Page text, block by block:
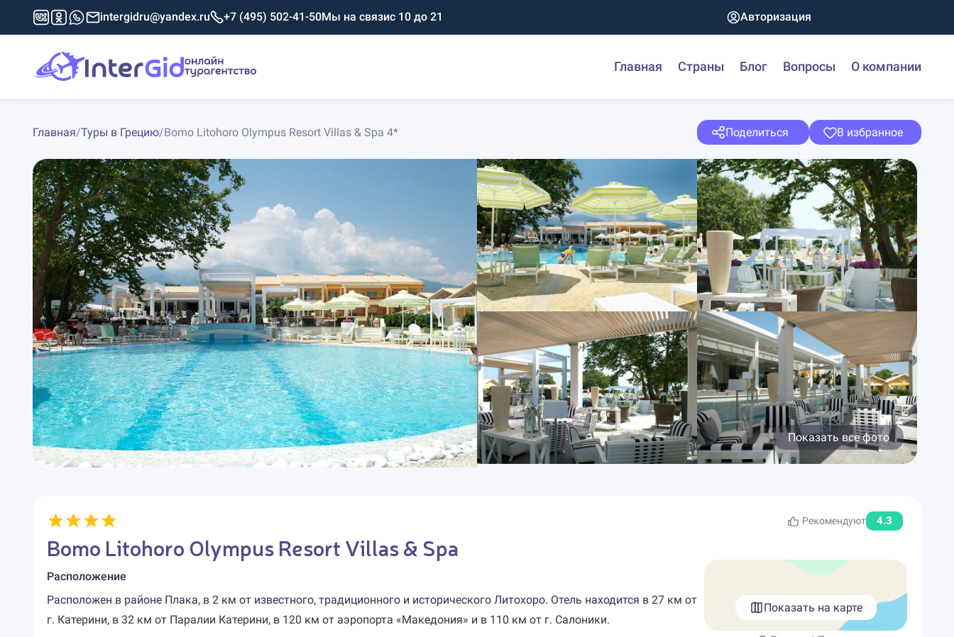
intergidru@yandex.ru +7 (495) 502-41-50Мы на связис 10 до 21 Авторизация
Главная Страны Блог Вопросы О компании
Главная/Туры в Грецию/Bomo Litohoro Olympus Resort Villas & Spa 4* Поделиться В избранное
Показать все фото
Рекомендуют 4.3
Bomo Litohoro Olympus Resort Villas & Spa
Расположение
Расположен в районе Плака, в 2 км от известного, традиционного и исторического Литохоро. Отель находится в 27 км от
г. Катерини, в 32 км от Паралии Катерини, в 120 км от аэропорта «Македония» и в 110 км от г. Салоники.
Показать на карте